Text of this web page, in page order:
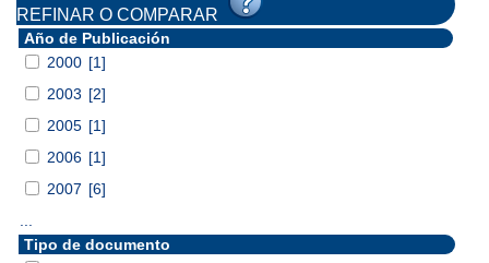
REFINAR O COMPARAR
Año de Publicación
2000 [1]
2003 [2]
2005 [1]
2006 [1]
2007 [6]
Tipo de documento